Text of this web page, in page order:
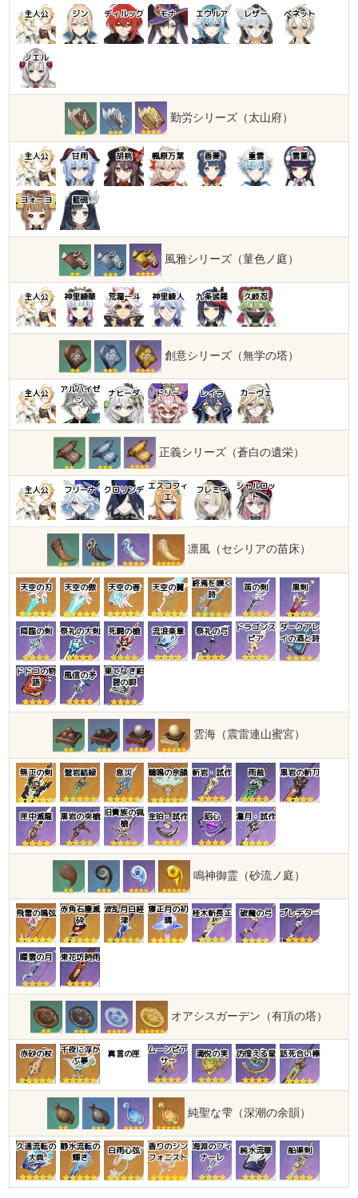
主人公 ジン ディルック モナ エウルア レザー ベネット
ノエル
勤労シリーズ（太山府）
主人公 甘雨 胡桃 楓原万葉 香菱 重雲 雲菫
ヨォーヨ 藍硯
風雅シリーズ（菫色ノ庭）
主人公 神里綾華 荒瀧一斗 神里綾人 九条裟羅 久岐忍
創意シリーズ（無学の塔）
主人公
アルハイゼ
ン
ナヒーダ ドリー レイラ カーヴェ
正義シリーズ（蒼白の遺栄）
主人公 フリーナ クロリンデ エスコフィ
エ
フレミネ
シャルロッ
ト
凛風（セシリアの苗床）
天空の刃 天空の傲 天空の巻 天空の翼
終焉を嘆く
詩
笛の剣 黒剣
降臨の剣 祭礼の大剣 死闘の槍 流浪楽章 祭礼の弓
ドラゴンス
ピア
ダークアレ
イの酒と詩
ドドコの物
語
風信の矛
果てなき紺
碧の唄
雲海（震雷連山蜜宮）
無工の剣 盤岩結緑 息災 鶴鳴の余韻 斬岩・試作 雨裁 黒岩の斬刀
匣中滅龍 黒岩の突槍 旧貴族の猟
槍
金珀・試作 昭心 澹月・試作
鳴神御霊（砂流ノ庭）
飛雷の鳴弦 赤角石塵滅
砕
波乱月白経
津
寝正月の初
晴
桂木斬長正 破魔の弓 プレデター
曚雲の月 東花坊時雨
オアシスガーデン（有頂の塔）
赤砂の杖
千夜に浮か
ぶ夢
真言の匣
ムーンピア
サー
満悦の実 彷徨える星 話死合い棒
純聖な雫（深潮の余韻）
久遠流転の
大典
静水流転の
輝き
白雨心弦
香りのシン
フォニスト
海淵のフィ
ナーレ
純水流華 船渠剣